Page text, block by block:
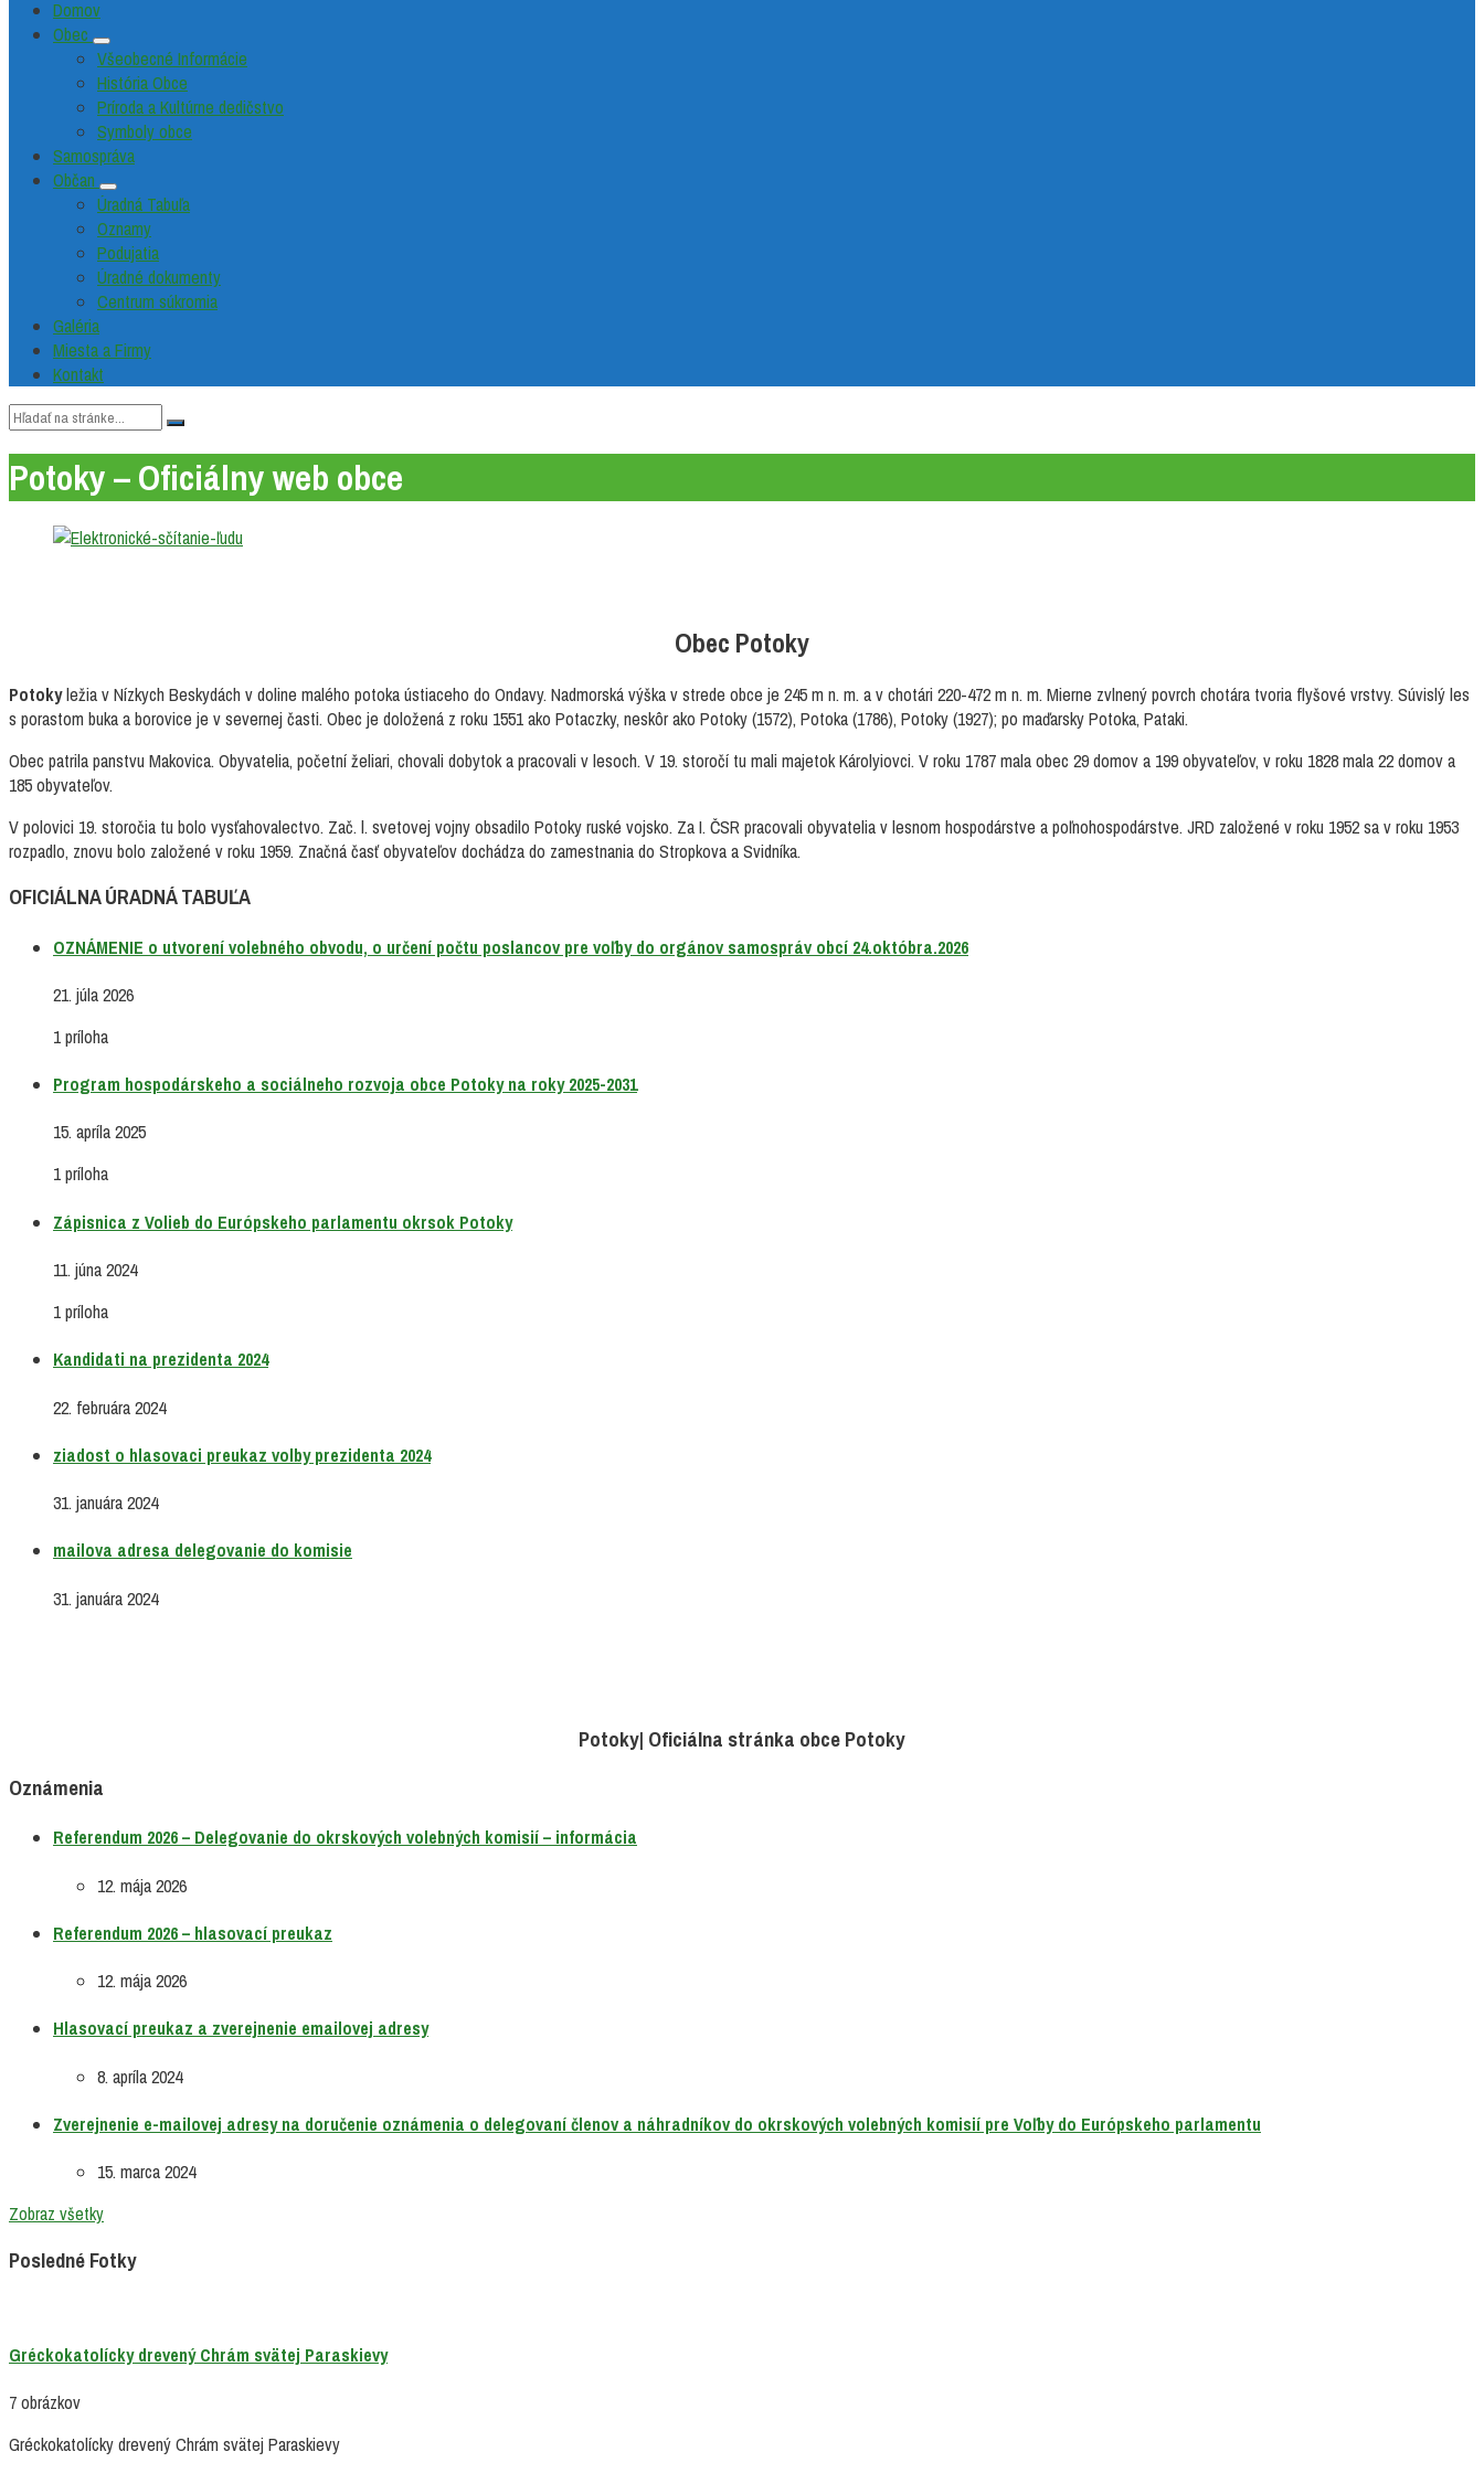
Domov
Obec
Všeobecné Informácie
História Obce
Príroda a Kultúrne dedičstvo
Symboly obce
Samospráva
Občan
Úradná Tabuľa
Oznamy
Podujatia
Úradné dokumenty
Centrum súkromia
Galéria
Miesta a Firmy
Kontakt
Vyhľadávanie:
Potoky – Oficiálny web obce
Obec Potoky
Potokyležia v Nízkych Beskydách v doline malého potoka ústiaceho do Ondavy. Nadmorská výška v strede obce je 245 m n. m. a v chotári 220-472 m n. m. Mierne zvlnený povrch chotára tvoria flyšové vrstvy. Súvislý les
s porastom buka a borovice je v severnej časti. Obec je doložená z roku 1551 ako Potaczky, neskôr ako Potoky (1572), Potoka (1786), Potoky (1927); po maďarsky Potoka, Pataki.
Obec patrila panstvu Makovica. Obyvatelia, početní želiari, chovali dobytok a pracovali v lesoch. V 19. storočí tu mali majetok Károlyiovci. V roku 1787 mala obec 29 domov a 199 obyvateľov, v roku 1828 mala 22 domov a
185 obyvateľov.
V polovici 19. storočia tu bolo vysťahovalectvo. Zač. l. svetovej vojny obsadilo Potoky ruské vojsko. Za I. ČSR pracovali obyvatelia v lesnom hospodárstve a poľnohospodárstve. JRD založené v roku 1952 sa v roku 1953
rozpadlo, znovu bolo založené v roku 1959. Značná časť obyvateľov dochádza do zamestnania do Stropkova a Svidníka.
OFICIÁLNA ÚRADNÁ TABUĽA
OZNÁMENIE o utvorení volebného obvodu, o určení počtu poslancov pre voľby do orgánov samospráv obcí 24.októbra.2026
21. júla 2026
1 príloha
Program hospodárskeho a sociálneho rozvoja obce Potoky na roky 2025-2031
15. apríla 2025
1 príloha
Zápisnica z Volieb do Európskeho parlamentu okrsok Potoky
11. júna 2024
1 príloha
Kandidati na prezidenta 2024
22. februára 2024
ziadost o hlasovaci preukaz volby prezidenta 2024
31. januára 2024
mailova adresa delegovanie do komisie
31. januára 2024
Potoky| Oficiálna stránka obce Potoky
Oznámenia
Referendum 2026 – Delegovanie do okrskových volebných komisií – informácia
12. mája 2026
Referendum 2026 – hlasovací preukaz
12. mája 2026
Hlasovací preukaz a zverejnenie emailovej adresy
8. apríla 2024
Zverejnenie e-mailovej adresy na doručenie oznámenia o delegovaní členov a náhradníkov do okrskových volebných komisií pre Voľby do Európskeho parlamentu
15. marca 2024
Zobraz všetky
Posledné Fotky
Gréckokatolícky drevený Chrám svätej Paraskievy
7 obrázkov
Gréckokatolícky drevený Chrám svätej Paraskievy